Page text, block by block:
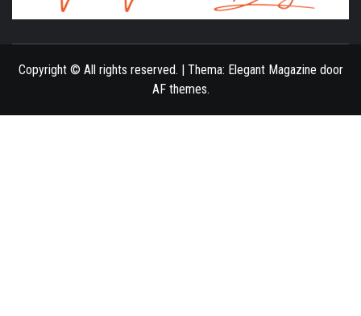
Copyright © All rights reserved. | Thema: Elegant Magazine door
AF themes.